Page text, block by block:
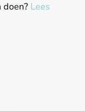
Lees